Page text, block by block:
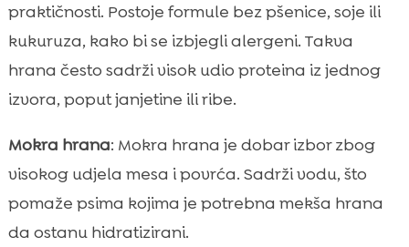
praktičnosti. Postoje formule bez pšenice, soje ili
kukuruza, kako bi se izbjegli alergeni. Takva
hrana često sadrži visok udio proteina iz jednog
izvora, poput janjetine ili ribe.
Mokra hrana: Mokra hrana je dobar izbor zbog
visokog udjela mesa i povrća. Sadrži vodu, što
pomaže psima kojima je potrebna mekša hrana
da ostanu hidratizirani.